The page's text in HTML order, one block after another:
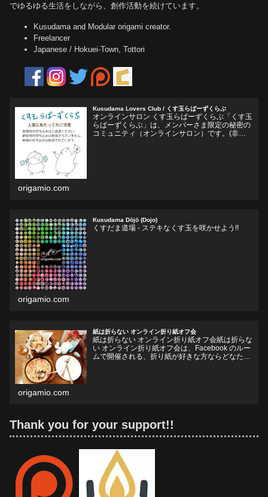
でゆるゆる生活をしながら、創作活動を続けています。
Kusudama and Modular origami creator.
Freelancer
Japanese / Hokuei-Town, Tottori
Kusudama Lovers Club / くす玉らばーずくらぶ
オンラインサロン くす玉らばーずくらぶ「くす玉
らばーずくらぶ」は、メンバーさま限定の秘密の
コミュニティ（オンラインサロン）です。(非公
origamio.com
Kusudama Dōjō (Dojo)
くすだま道場 - ステキなくす玉を咲かせよう!!
origamio.com
紙は折らない オンライン折り紙オフ会
紙は折らない オンライン折り紙オフ会紙は折らな
い オンライン折り紙オフ会は、Facebook のルー
ムで開催される、折り紙が好きな方ならどなたで
origamio.com
Thank you for your support!!